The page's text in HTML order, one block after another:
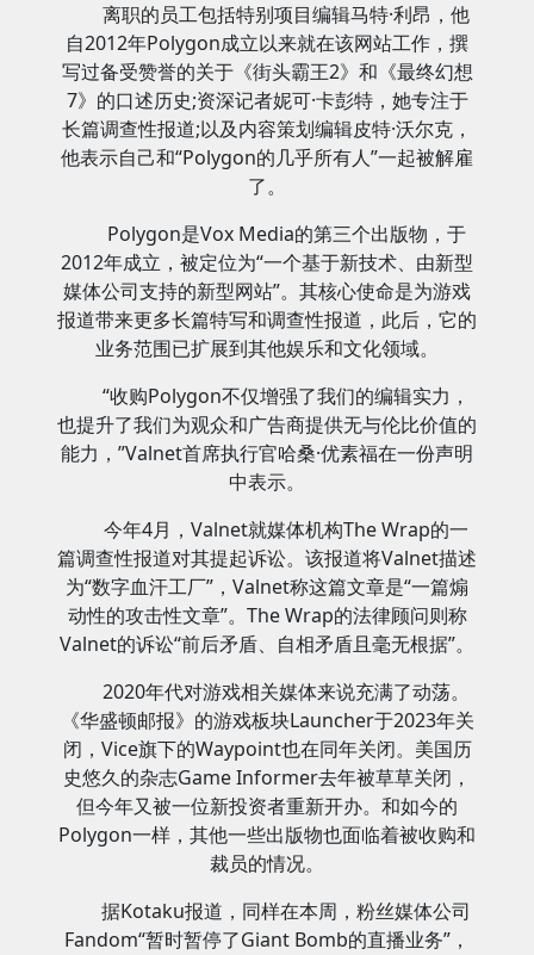
离职的员工包括特别项目编辑马特·利昂，他
自2012年Polygon成立以来就在该网站工作，撰
写过备受赞誉的关于《街头霸王2》和《最终幻想
7》的口述历史;资深记者妮可·卡彭特，她专注于
长篇调查性报道;以及内容策划编辑皮特·沃尔克，
他表示自己和“Polygon的几乎所有人”一起被解雇
了。
Polygon是Vox Media的第三个出版物，于
2012年成立，被定位为“一个基于新技术、由新型
媒体公司支持的新型网站”。其核心使命是为游戏
报道带来更多长篇特写和调查性报道，此后，它的
业务范围已扩展到其他娱乐和文化领域。
“收购Polygon不仅增强了我们的编辑实力，
也提升了我们为观众和广告商提供无与伦比价值的
能力，”Valnet首席执行官哈桑·优素福在一份声明
中表示。
今年4月，Valnet就媒体机构The Wrap的一
篇调查性报道对其提起诉讼。该报道将Valnet描述
为“数字血汗工厂”，Valnet称这篇文章是“一篇煽
动性的攻击性文章”。The Wrap的法律顾问则称
Valnet的诉讼“前后矛盾、自相矛盾且毫无根据”。
2020年代对游戏相关媒体来说充满了动荡。
《华盛顿邮报》的游戏板块Launcher于2023年关
闭，Vice旗下的Waypoint也在同年关闭。美国历
史悠久的杂志Game Informer去年被草草关闭，
但今年又被一位新投资者重新开办。和如今的
Polygon一样，其他一些出版物也面临着被收购和
裁员的情况。
据Kotaku报道，同样在本周，粉丝媒体公司
Fandom“暂时暂停了Giant Bomb的直播业务”，